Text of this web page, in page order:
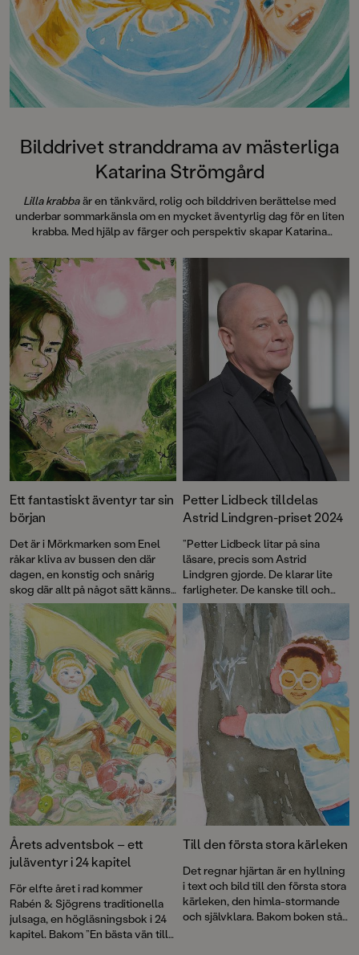
Bilddrivet stranddrama av mästerliga
Katarina Strömgård
Lilla krabbaär en tänkvärd, rolig och bilddriven berättelse med
underbar sommarkänsla om en mycket äventyrlig dag för en liten
krabba. Med hjälp av färger och perspektiv skapar Katarina
sommar.
Ett fantastiskt äventyr tar sin
början
Det är i Mörkmarken som Enel
råkar kliva av bussen den där
dagen, en konstig och snårig
skog där allt på något sätt känns
lite fel. Där finns taggiga buskar
som verkar röra sig, underliga
fåglar och en sexbent katt. Och
så paddvätten – den slemmiga,
morrande varelsen som Enel
måste rädda.Paddvättens skogär
första delen i Mörkmarken, en
antagligen helt sann berättelse
av den prisbelönta duon Ylva
Karlsson och Katarina
Strömgård.
Petter Lidbeck tilldelas
Astrid Lindgren-priset 2024
”Petter Lidbeck litar på sina
läsare, precis som Astrid
Lindgren gjorde. De klarar lite
farligheter. De kanske till och
med växer av dem”, skriver juryn i
sin motivering.
Årets adventsbok – ett
juläventyr i 24 kapitel
För elfte året i rad kommer
Rabén & Sjögrens traditionella
julsaga, en högläsningsbok i 24
kapitel. Bakom ”En bästa vän till
Till den första stora kärleken
Det regnar hjärtan är en hyllning
i text och bild till den första stora
kärleken, den himla-stormande
och självklara. Bakom boken står